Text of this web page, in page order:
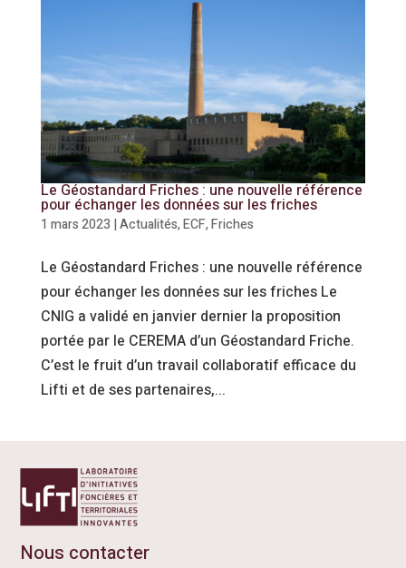
Le Géostandard Friches : une nouvelle référence
pour échanger les données sur les friches
1 mars 2023 |Actualités,ECF,Friches
Le Géostandard Friches : une nouvelle référence
pour échanger les données sur les friches Le
CNIG a validé en janvier dernier la proposition
portée par le CEREMA d’un Géostandard Friche.
C’est le fruit d’un travail collaboratif efficace du
Lifti et de ses partenaires,...
Nous contacter